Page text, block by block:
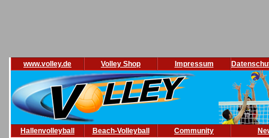
www.volley.de Volley Shop Impressum
Hallenvolleyball Beach-Volleyball Community